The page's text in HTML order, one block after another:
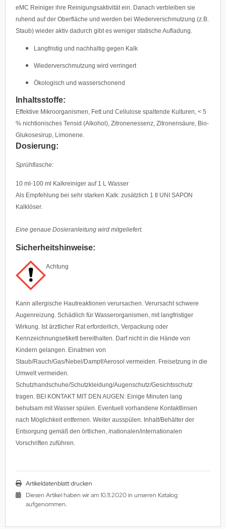
eMC Reiniger ihre Reinigungsaktivität ein. Danach verbleiben sie
ruhend auf der Oberfläche und werden bei Wiederverschmutzung (z.B.
Staub) wieder aktiv dadurch gibt es weniger statische Aufladung.
Langfristig und nachhaltig gegen Kalk
Wiederverschmutzung wird verringert
Ökologisch und wasserschonend
Inhaltsstoffe:
Effektive Mikroorganismen, Fett und Cellulose spaltende Kulturen, < 5
% nichtionisches Tensid (Alkohol), Zitronenessenz, Zitronensäure, Bio-
Glukosesirup, Limonene.
Dosierung:
Sprühflasche:
10 ml-100 ml Kalkreiniger auf 1 L Wasser
Als Empfehlung bei sehr starken Kalk: zusätzlich 1 tl UNI SAPON
Kalklöser.
Eine genaue Dosieranleitung wird mitgeliefert.
Sicherheitshinweise:
Achtung
Kann allergische Hautreaktionen verursachen. Verursacht schwere
Augenreizung. Schädlich für Wasserorganismen, mit langfristiger
Wirkung. Ist ärztlicher Rat erforderlich, Verpackung oder
Kennzeichnungsetikett bereithalten. Darf nicht in die Hände von
Kindern gelangen. Einatmen von
Staub/Rauch/Gas/Nebel/Dampf/Aerosol vermeiden. Freisetzung in die
Umwelt vermeiden.
Schutzhandschuhe/Schutzkleidung/Augenschutz/Gesichtsschutz
tragen. BEI KONTAKT MIT DEN AUGEN: Einige Minuten lang
behutsam mit Wasser spülen. Eventuell vorhandene Kontaktlinsen
nach Möglichkeit entfernen. Weiter ausspülen. Inhalt/Behälter der
Entsorgung gemäß den örtlichen, /nationalen/internationalen
Vorschriften zuführen.
Artikeldatenblatt drucken
Diesen Artikel haben wir am 10.11.2020 in unseren Katalog
aufgenommen.